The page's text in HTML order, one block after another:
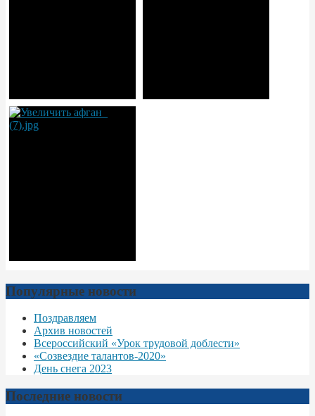
Популярные новости
Поздравляем
Архив новостей
Всероссийский «Урок трудовой доблести»
«Созвездие талантов-2020»
День снега 2023
Последние новости